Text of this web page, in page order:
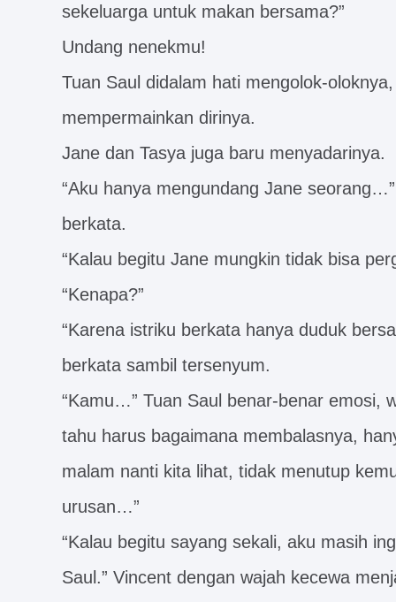
sekeluarga untuk makan bersama?”
Undang nenekmu!
Tuan Saul didalam hati mengolok-
mempermainkan dirinya.
Jane dan Tasya juga baru menyadarinya.
“Aku hanya mengundang Jane
berkata.
“Kalau begitu Jane mungkin tidak bisa
“Kenapa?”
“Karena istriku berkata hanya duduk
berkata sambil tersenyum.
“Kamu…” Tuan Saul benar-benar emosi,
tahu harus bagaimana membalasnya,
malam nanti kita lihat, tidak menutup
urusan…”
“Kalau begitu sayang sekali, aku masih
Saul.” Vincent dengan wajah kecewa